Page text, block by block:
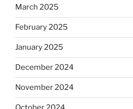
March 2025
February 2025
January 2025
December 2024
November 2024